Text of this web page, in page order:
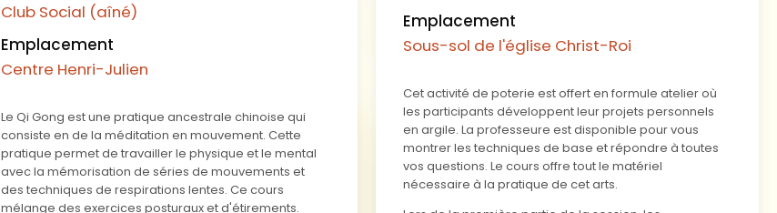
Club Social (aîné)
Emplacement
Centre Henri-Julien
Le Qi Gong est une pratique ancestrale chinoise qui
consiste en de la méditation en mouvement. Cette
pratique permet de travailler le physique et le mental
avec la mémorisation de séries de mouvements et
des techniques de respirations lentes. Ce cours
mélange des exercices posturaux et d'étirements.
Emplacement
Sous-sol de l'église Christ-Roi
Cet activité de poterie est offert en formule atelier où
les participants développent leur projets personnels
en argile. La professeure est disponible pour vous
montrer les techniques de base et répondre à toutes
vos questions. Le cours offre tout le matériel
nécessaire à la pratique de cet arts.